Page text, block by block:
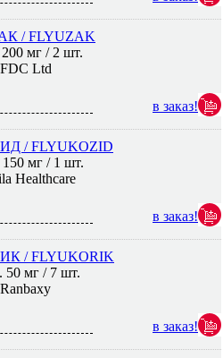
/ FLYUZAK
200 мг / 2 шт.
FDC Ltd
в заказ!
/ FLYUKOZID
150 мг / 1 шт.
Healthcare
в заказ!
/ FLYUKORIK
50 мг / 7 шт.
Ranbaxy
в заказ!